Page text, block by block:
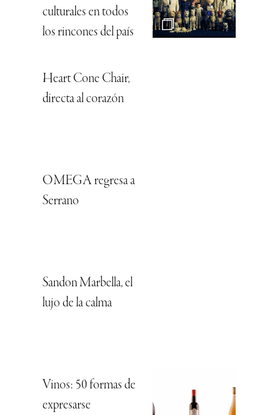
culturales en todos
los rincones del país
Heart Cone Chair,
directa al corazón
OMEGA regresa a
Serrano
Sandon Marbella, el
lujo de la calma
Vinos: 50 formas de
expresarse